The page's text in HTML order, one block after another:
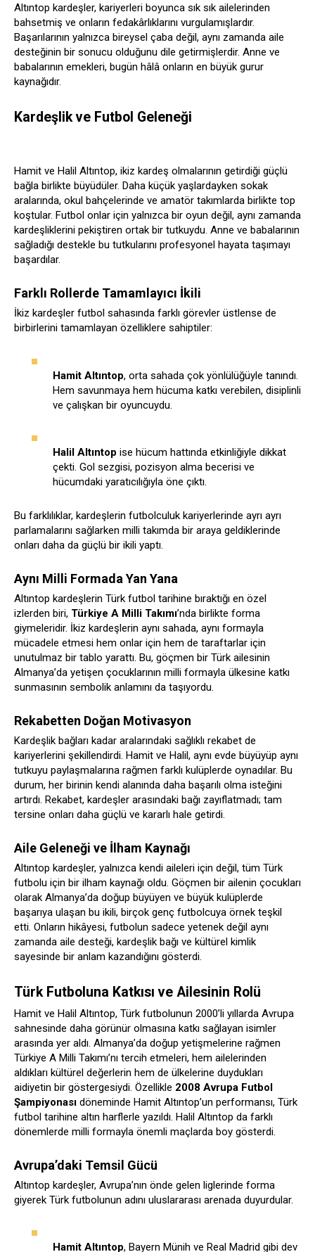
Altıntop kardeşler, kariyerleri boyunca sık sık ailelerinden
bahsetmiş ve onların fedakârlıklarını vurgulamışlardır.
Başarılarının yalnızca bireysel çaba değil, aynı zamanda aile
desteğinin bir sonucu olduğunu dile getirmişlerdir. Anne ve
babalarının emekleri, bugün hâlâ onların en büyük gurur
kaynağıdır.
Kardeşlik ve Futbol Geleneği
Hamit ve Halil Altıntop, ikiz kardeş olmalarının getirdiği güçlü
bağla birlikte büyüdüler. Daha küçük yaşlardayken sokak
aralarında, okul bahçelerinde ve amatör takımlarda birlikte top
koştular. Futbol onlar için yalnızca bir oyun değil, aynı zamanda
kardeşliklerini pekiştiren ortak bir tutkuydu. Anne ve babalarının
sağladığı destekle bu tutkularını profesyonel hayata taşımayı
başardılar.
Farklı Rollerde Tamamlayıcı İkili
İkiz kardeşler futbol sahasında farklı görevler üstlense de
birbirlerini tamamlayan özelliklere sahiptiler:
Hamit Altıntop, orta sahada çok yönlülüğüyle tanındı.
Hem savunmaya hem hücuma katkı verebilen, disiplinli
ve çalışkan bir oyuncuydu.
Halil Altıntop ise hücum hattında etkinliğiyle dikkat
çekti. Gol sezgisi, pozisyon alma becerisi ve
hücumdaki yaratıcılığıyla öne çıktı.
Bu farklılıklar, kardeşlerin futbolculuk kariyerlerinde ayrı ayrı
parlamalarını sağlarken milli takımda bir araya geldiklerinde
onları daha da güçlü bir ikili yaptı.
Aynı Milli Formada Yan Yana
Altıntop kardeşlerin Türk futbol tarihine bıraktığı en özel
izlerden biri, Türkiye A Milli Takımı’nda birlikte forma
giymeleridir. İkiz kardeşlerin aynı sahada, aynı formayla
mücadele etmesi hem onlar için hem de taraftarlar için
unutulmaz bir tablo yarattı. Bu, göçmen bir Türk ailesinin
Almanya’da yetişen çocuklarının milli formayla ülkesine katkı
sunmasının sembolik anlamını da taşıyordu.
Rekabetten Doğan Motivasyon
Kardeşlik bağları kadar aralarındaki sağlıklı rekabet de
kariyerlerini şekillendirdi. Hamit ve Halil, aynı evde büyüyüp aynı
tutkuyu paylaşmalarına rağmen farklı kulüplerde oynadılar. Bu
durum, her birinin kendi alanında daha başarılı olma isteğini
artırdı. Rekabet, kardeşler arasındaki bağı zayıflatmadı; tam
tersine onları daha güçlü ve kararlı hale getirdi.
Aile Geleneği ve İlham Kaynağı
Altıntop kardeşler, yalnızca kendi aileleri için değil, tüm Türk
futbolu için bir ilham kaynağı oldu. Göçmen bir ailenin çocukları
olarak Almanya’da doğup büyüyen ve büyük kulüplerde
başarıya ulaşan bu ikili, birçok genç futbolcuya örnek teşkil
etti. Onların hikâyesi, futbolun sadece yetenek değil aynı
zamanda aile desteği, kardeşlik bağı ve kültürel kimlik
sayesinde bir anlam kazandığını gösterdi.
Türk Futboluna Katkısı ve Ailesinin Rolü
Hamit ve Halil Altıntop, Türk futbolunun 2000’li yıllarda Avrupa
sahnesinde daha görünür olmasına katkı sağlayan isimler
arasında yer aldı. Almanya’da doğup yetişmelerine rağmen
Türkiye A Milli Takımı’nı tercih etmeleri, hem ailelerinden
aldıkları kültürel değerlerin hem de ülkelerine duydukları
aidiyetin bir göstergesiydi. Özellikle 2008 Avrupa Futbol
Şampiyonası döneminde Hamit Altıntop’un performansı, Türk
futbol tarihine altın harflerle yazıldı. Halil Altıntop da farklı
dönemlerde milli formayla önemli maçlarda boy gösterdi.
Avrupa’daki Temsil Gücü
Altıntop kardeşler, Avrupa’nın önde gelen liglerinde forma
giyerek Türk futbolunun adını uluslararası arenada duyurdular.
Hamit Altıntop, Bayern Münih ve Real Madrid gibi dev